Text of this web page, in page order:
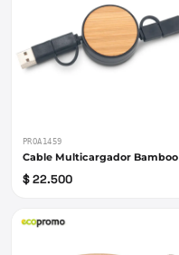
PROA1459
Cable Multicargador Bamboo
$ 22.500